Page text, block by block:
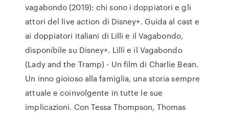
vagabondo (2019): chi sono i doppiatori e gli
attori del live action di Disney+. Guida al cast e
ai doppiatori italiani di Lilli e il Vagabondo,
disponibile su Disney+. Lilli e il Vagabondo
(Lady and the Tramp) - Un film di Charlie Bean.
Un inno gioioso alla famiglia, una storia sempre
attuale e coinvolgente in tutte le sue
implicazioni. Con Tessa Thompson, Thomas